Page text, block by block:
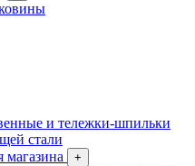
и тележки-шпильки
стали
магазина
+